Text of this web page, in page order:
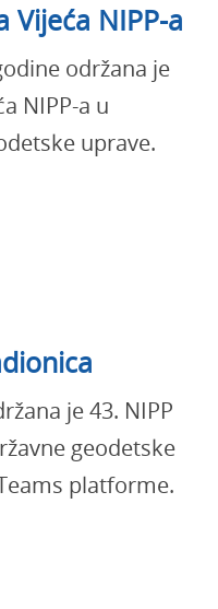
Vijeća NIPP-a
održana je
NIPP-a u
uprave.
je 43. NIPP
geodetske
platforme.